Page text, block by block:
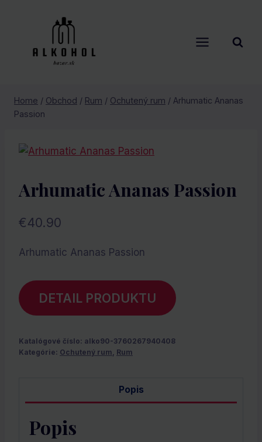
Home / Obchod / Rum / Ochutený rum / Arhumatic Ananas
Passion
Arhumatic Ananas Passion
€40.90
Arhumatic Ananas Passion
DETAIL PRODUKTU
Katalógové číslo: alko90-3760267940408
Kategórie: Ochutený rum, Rum
Popis
Popis